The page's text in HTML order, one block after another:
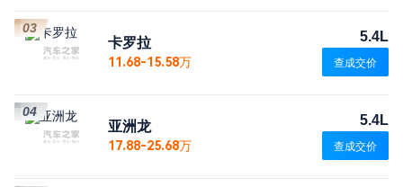
卡罗拉
11.68-15.58万
5.4L
查成交价
03
亚洲龙
17.88-25.68万
5.4L
查成交价
04